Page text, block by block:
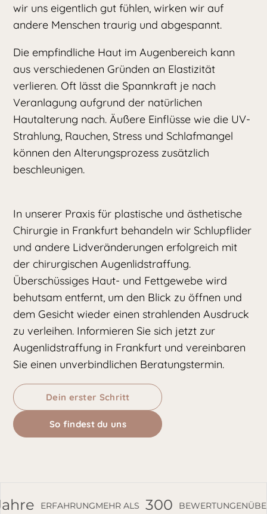
wir uns eigentlich gut fühlen, wirken wir auf
andere Menschen traurig und abgespannt.
Die empfindliche Haut im Augenbereich kann
aus verschiedenen Gründen an Elastizität
verlieren. Oft lässt die Spannkraft je nach
Veranlagung aufgrund der natürlichen
Hautalterung nach. Äußere Einflüsse wie die UV-
Strahlung, Rauchen, Stress und Schlafmangel
können den Alterungsprozess zusätzlich
beschleunigen.
In unserer Praxis für plastische und ästhetische
Chirurgie in Frankfurt behandeln wir Schlupflider
und andere Lidveränderungen erfolgreich mit
der chirurgischen Augenlidstraffung.
Überschüssiges Haut- und Fettgewebe wird
behutsam entfernt, um den Blick zu öffnen und
dem Gesicht wieder einen strahlenden Ausdruck
zu verleihen. Informieren Sie sich jetzt zur
Augenlidstraffung in Frankfurt und vereinbaren
Sie einen unverbindlichen Beratungstermin.
Dein erster Schritt
So findest du uns
ALS 14.000 OPERATIONENÜBER 30 Jahre